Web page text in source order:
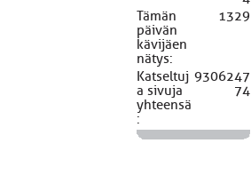
Tämän
päivän
kävijäen
nätys:
1329
Katseltuj
a sivuja
yhteensä
:
9306247
74